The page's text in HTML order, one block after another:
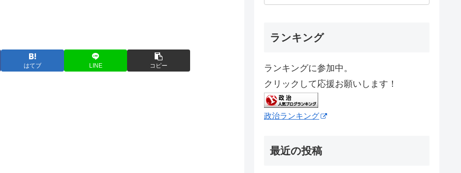
はてブ LINE コピー
ランキング
ランキングに参加中。
クリックして応援お願いします！
政治ランキング
最近の投稿